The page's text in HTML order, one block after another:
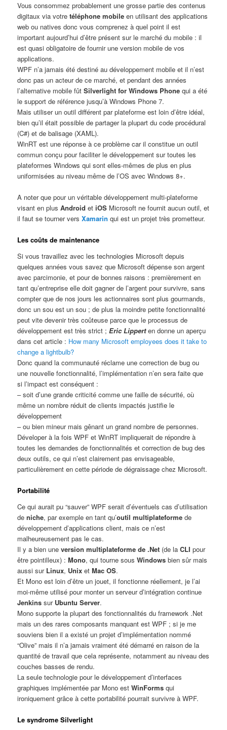
Vous consommez probablement une grosse partie des contenus
digitaux via votretéléphone mobile en utilisant des applications
web ou natives donc vous comprenez à quel point il est
important aujourd’hui d’être présent sur le marché du mobile : il
est quasi obligatoire de fournir une version mobile de vos
applications.
WPF n’a jamais été destiné au développement mobile et il n’est
donc pas un acteur de ce marché, et pendant des années
l’alternative mobile fûtSilverlight for Windows Phone qui a été
le support de référence jusqu’à Windows Phone 7.
Mais utiliser un outil différent par plateforme est loin d’être idéal,
bien qu’il était possible de partager la plupart du code procédural
(C#) et de balisage (XAML).
WinRT est une réponse à ce problème car il constitue un outil
commun conçu pour faciliter le développement sur toutes les
plateformes Windows qui sont elles-mêmes de plus en plus
uniformisées au niveau même de l’OS avec Windows 8+.
A noter que pour un véritable développement multi-plateforme
visant en plusAndroid etiOS Microsoft ne fournit aucun outil, et
il faut se tourner versXamarin qui est un projet très prometteur.
Les coûts de maintenance
Si vous travaillez avec les technologies Microsoft depuis
quelques années vous savez que Microsoft dépense son argent
avec parcimonie, et pour de bonnes raisons : premièrement en
tant qu’entreprise elle doit gagner de l’argent pour survivre, sans
compter que de nos jours les actionnaires sont plus gourmands,
donc un sou est un sou ; de plus la moindre petite fonctionnalité
peut vite devenir très coûteuse parce que le processus de
développement est très strict ;Eric Lipperten donne un aperçu
dans cet article : How many Microsoft employees does it take to
change a lightbulb?
Donc quand la communauté réclame une correction de bug ou
une nouvelle fonctionnalité, l’implémentation n’en sera faite que
si l’impact est conséquent :
– soit d’une grande criticité comme une faille de sécurité, où
même un nombre réduit de clients impactés justifie le
développement
– ou bien mineur mais gênant un grand nombre de personnes.
Déveloper à la fois WPF et WinRT impliquerait de répondre à
toutes les demandes de fonctionnalités et correction de bug des
deux outils, ce qui n’est clairement pas envisageable,
particulièrement en cette période de dégraissage chez Microsoft.
Portabilité
Ce qui aurait pu “sauver” WPF serait d’éventuels cas d’utilisation
deniche, par exemple en tant qu’outil multiplateforme de
développement d’applications client, mais ce n’est
malheureusement pas le cas.
Il y a bien uneversion multiplateforme de .Net (de laCLI pour
être pointilleux) :Mono, qui tourne sousWindows bien sûr mais
aussi sur Linux, Unix etMac OS.
Et Mono est loin d’être un jouet, il fonctionne réellement, je l’ai
moi-même utilisé pour monter un serveur d’intégration continue
Jenkins sur Ubuntu Server.
Mono supporte la plupart des fonctionnalités du framework .Net
mais un des rares composants manquant est WPF ; si je me
souviens bien il a existé un projet d’implémentation nommé
“Olive” mais il n’a jamais vraiment été démarré en raison de la
quantité de travail que cela représente, notamment au niveau des
couches basses de rendu.
La seule technologie pour le développement d’interfaces
graphiques implémentée par Mono estWinForms qui
ironiquement grâce à cette portabilité pourrait survivre à WPF.
Le syndrome Silverlight